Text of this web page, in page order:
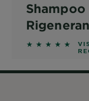
5 out of 5